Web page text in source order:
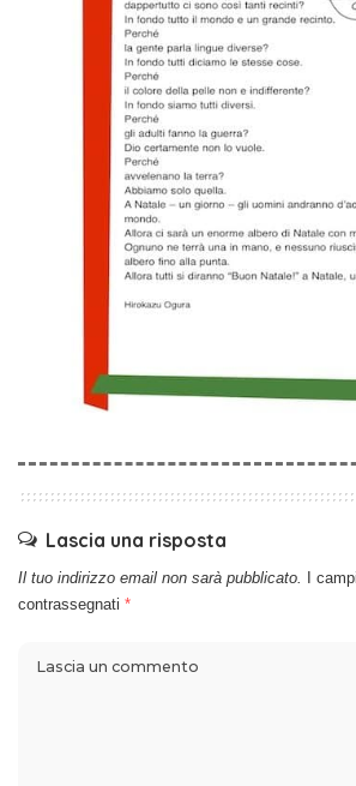
Lascia una risposta
Il tuo indirizzo email non sarà pubblicato.
I
contrassegnati *